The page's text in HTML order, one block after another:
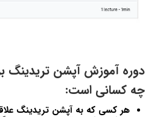
دوره آموزش آپشن تریدینگ
چه کسانی است:
هر کسی که به آپشن تریدینگ